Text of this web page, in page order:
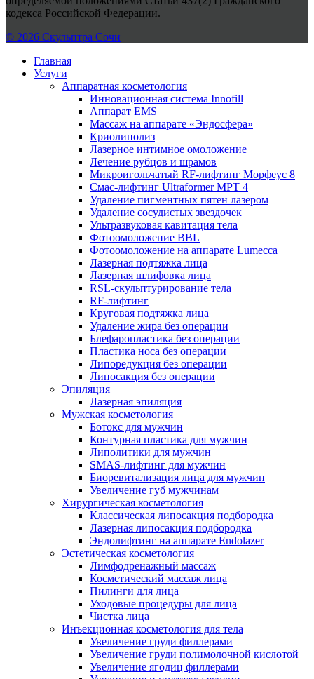
кодекса Российской Федерации.
© 2026 Скульптра Сочи
Главная
Услуги
Аппаратная косметология
Инновационная система Innofill
Аппарат EMS
Массаж на аппарате «Эндосфера»
Криолиполиз
Лазерное интимное омоложение
Лечение рубцов и шрамов
Микроигольчатый RF-лифтинг Морфеус 8
Смас-лифтинг Ultraformer MPT 4
Удаление пигментных пятен лазером
Удаление сосудистых звездочек
Ультразвуковая кавитация тела
Фотоомоложение BBL
Фотоомоложение на аппарате Lumecca
Лазерная подтяжка лица
Лазерная шлифовка лица
RSL-скульптурирование тела
RF-лифтинг
Круговая подтяжка лица
Удаление жира без операции
Блефаропластика без операции
Пластика носа без операции
Липоредукция без операции
Липосакция без операции
Эпиляция
Лазерная эпиляция
Мужская косметология
Ботокс для мужчин
Контурная пластика для мужчин
Липолитики для мужчин
SMAS-лифтинг для мужчин
Биоревитализация лица для мужчин
Увеличение губ мужчинам
Хирургическая косметология
Классическая липосакция подбородка
Лазерная липосакция подбородка
Эндолифтинг на аппарате Endolazer
Эстетическая косметология
Лимфодренажный массаж
Косметический массаж лица
Пилинги для лица
Уходовые процедуры для лица
Чистка лица
Инъекционная косметология для тела
Увеличение груди филлерами
Увеличение груди полимолочной кислотой
Увеличение ягодиц филлерами